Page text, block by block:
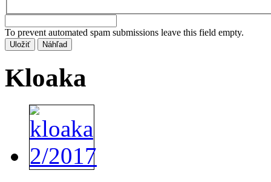
To prevent automated spam submissions leave this field empty.
Kloaka